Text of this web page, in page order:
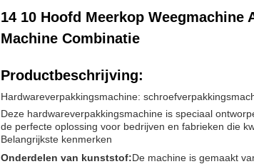
14 10 Hoofd Meerkop
Machine Combinatie
Productbeschrijving:
Hardwareverpakkingsmachine:
Deze hardwareverpakkingsmachine is speciaal
de perfecte oplossing voor bedrijven en fabrieken die
Belangrijkste kenmerken
Onderdelen van kunststof:De machine is gemaakt